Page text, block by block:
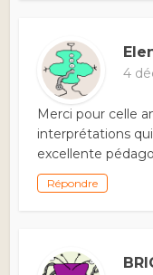
4
Merci pour celle
interprétations
excellente
Répondre